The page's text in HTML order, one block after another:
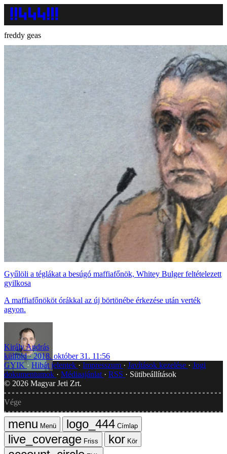
freddy geas
Gyűlöli a téglákat a besúgó maffiafőnök, Whitey Bulger feltételezett
gyilkosa
A maffiafőnököt órákkal az új börtönébe érkezése után verték
agyon.
Király András
külföld
2018. október 31. 11:56
GYIK Hibát jelentek Impresszum Javítások kezelése
Jogi
dokumentumok
Médiaajánlat RSS
Sütibeállítások
© 2026 Magyar Jeti Zrt.
Vége
Menü
Címlap
Friss
Kör